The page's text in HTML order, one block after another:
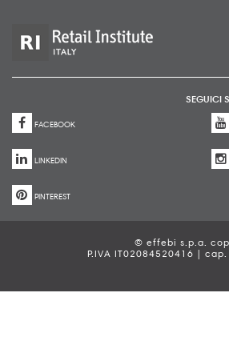
SEGUICI
FACEBOOK
LINKEDIN
PINTEREST
© effebi s.p.a.
P.IVA IT02084520416 |